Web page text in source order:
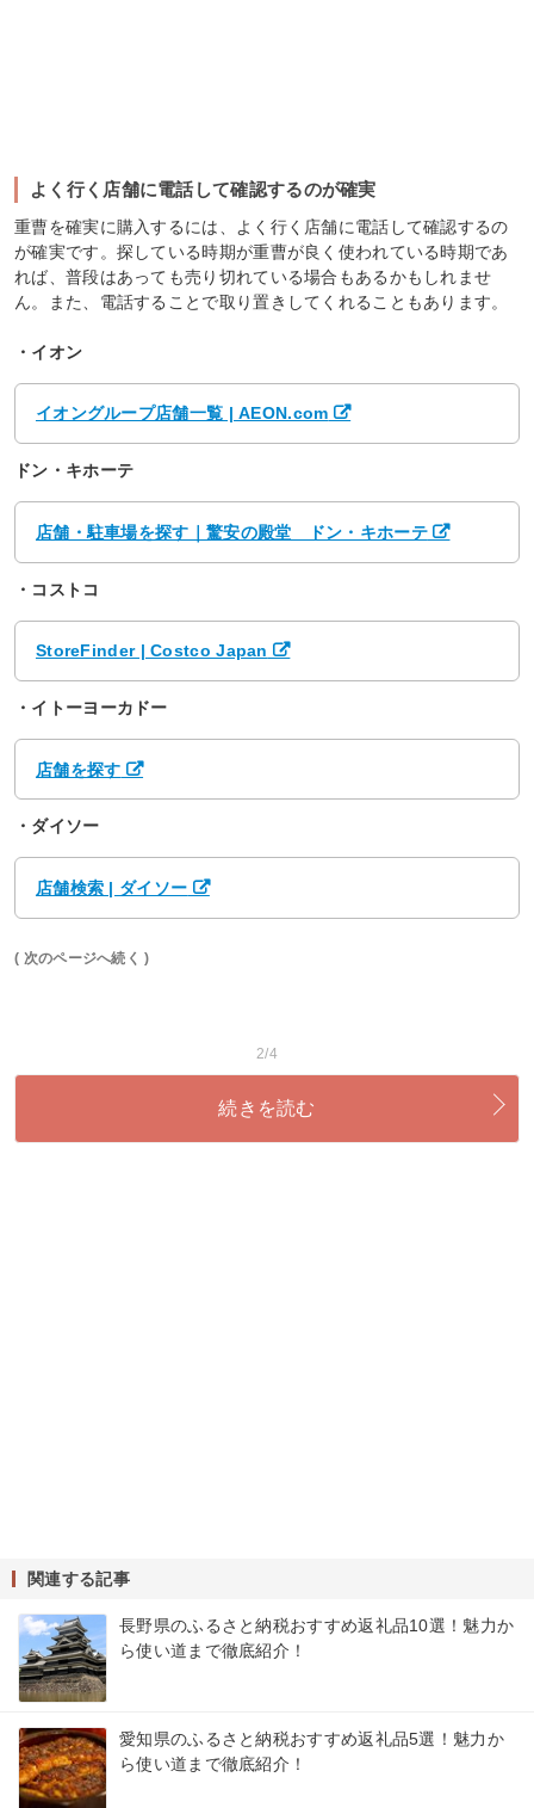
よく行く店舗に電話して確認するのが確実
重曹を確実に購入するには、よく行く店舗に電話して確認するの
が確実です。探している時期が重曹が良く使われている時期であ
れば、普段はあっても売り切れている場合もあるかもしれませ
ん。また、電話することで取り置きしてくれることもあります。
・イオン
イオングループ店舗一覧 | AEON.com
ドン・キホーテ
店舗・駐車場を探す｜驚安の殿堂 ドン・キホーテ
・コストコ
StoreFinder | Costco Japan
・イトーヨーカドー
店舗を探す
・ダイソー
店舗検索 | ダイソー
( 次のページへ続く )
2/4
続きを読む
関連する記事
長野県のふるさと納税おすすめ返礼品10選！魅力か
ら使い道まで徹底紹介！
愛知県のふるさと納税おすすめ返礼品5選！魅力か
ら使い道まで徹底紹介！